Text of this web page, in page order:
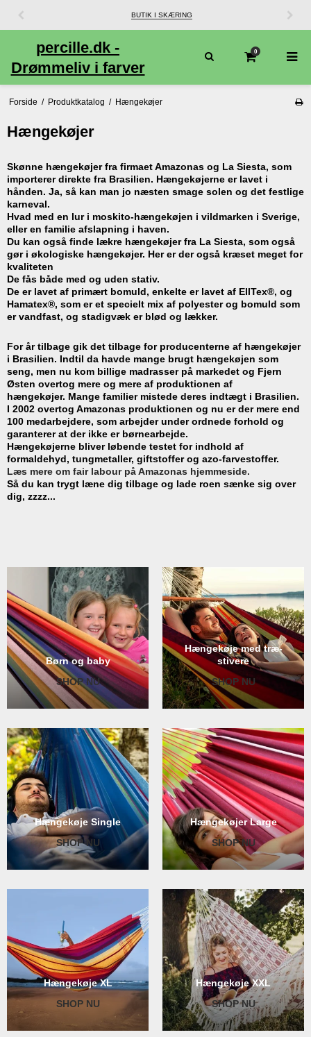
BUTIK I SKÆRING
percille.dk -
Drømmeliv i farver
0
Forside / Produktkatalog / Hængekøjer
Hængekøjer
Skønne hængekøjer fra firmaet Amazonas og La Siesta, som
importerer direkte fra Brasilien. Hængekøjerne er lavet i
hånden. Ja, så kan man jo næsten smage solen og det festlige
karneval.
Hvad med en lur i moskito-hængekøjen i vildmarken i Sverige,
eller en familie afslapning i haven.
Du kan også finde lækre hængekøjer fra La Siesta, som også
gør i økologiske hængekøjer. Her er der også kræset meget for
kvaliteten
De fås både med og uden stativ.
De er lavet af primært bomuld, enkelte er lavet af EllTex®, og
Hamatex®, som er et specielt mix af polyester og bomuld som
er vandfast, og stadigvæk er blød og lækker.
For år tilbage gik det tilbage for producenterne af hængekøjer
i Brasilien. Indtil da havde mange brugt hængekøjen som
seng, men nu kom billige madrasser på markedet og Fjern
Østen overtog mere og mere af produktionen af
hængekøjer. Mange familier mistede deres indtægt i Brasilien.
I 2002 overtog Amazonas produktionen og nu er der mere end
100 medarbejdere, som arbejder under ordnede forhold og
garanterer at der ikke er børnearbejde.
Hængekøjerne bliver løbende testet for indhold af
formaldehyd, tungmetaller, giftstoffer og azo-farvestoffer.
Læs mere om fair labour på Amazonas hjemmeside.
Så du kan trygt læne dig tilbage og lade roen sænke sig over
dig, zzzz...
Børn og baby
SHOP NU
Hængekøje med træ-
stivere
SHOP NU
Hængekøje Single
SHOP NU
Hængekøjer Large
SHOP NU
Hængekøje XL
SHOP NU
Hængekøje XXL
SHOP NU